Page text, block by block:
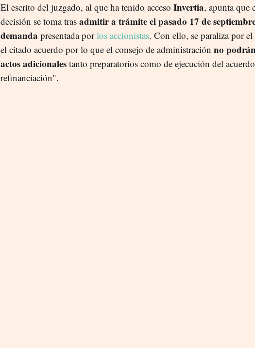
El escrito del juzgado, al que ha tenido acceso Invertia, apunta que
decisión se toma tras admitir a trámite el pasado 17 de
demanda presentada porlos accionistas. Con ello, se paraliza por
el citado acuerdo por lo que el consejo de administración no
actos adicionales tanto preparatorios como de ejecución del
refinanciación".